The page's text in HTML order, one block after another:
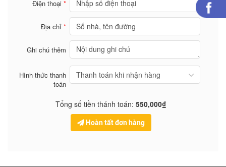
Điện thoại*
Địa chỉ*
Ghi chú thêm
Hình thức thanh
toán
Tổng số tiền thánh toán: 550,000₫
Hoàn tất đơn hàng